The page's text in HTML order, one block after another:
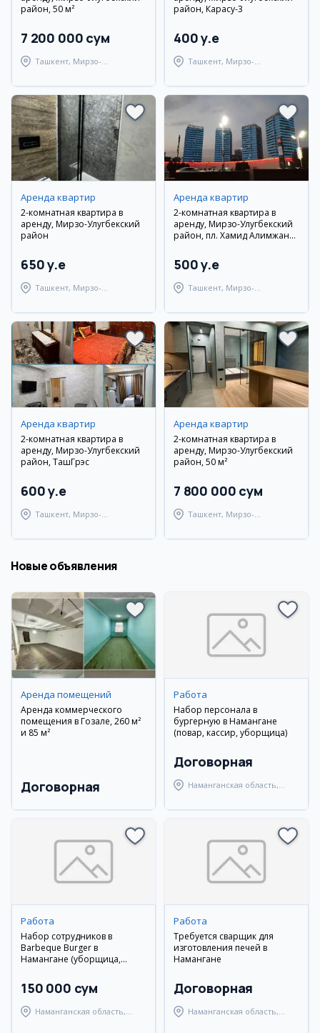
район, 50 м²
7 200 000 сум
Ташкент, Мирзо-
район, Карасу-3
400 y.e
Ташкент, Мирзо-
Аренда квартир
2-комнатная квартира в
аренду, Мирзо-Улугбекский
район
650 y.e
Ташкент, Мирзо-
Аренда квартир
2-комнатная квартира в
аренду, Мирзо-Улугбекский
район, пл. Хамид Алимжана,
500 y.e
Ташкент, Мирзо-
Аренда квартир
2-комнатная квартира в
аренду, Мирзо-Улугбекский
район, ТашГрэс
600 y.e
Ташкент, Мирзо-
Аренда квартир
2-комнатная квартира в
аренду, Мирзо-Улугбекский
район, 50 м²
7 800 000 сум
Ташкент, Мирзо-
Новые объявления
Аренда помещений
Аренда коммерческого
помещения в Гозале, 260 м²
и 85 м²
Договорная
Работа
Набор персонала в
бургерную в Намангане
(повар, кассир, уборщица)
Договорная
Наманганская область,
Работа
Набор сотрудников в
Barbeque Burger в
Намангане (уборщица,
150 000 сум
Наманганская область,
Работа
Требуется сварщик для
изготовления печей в
Намангане
Договорная
Наманганская область,